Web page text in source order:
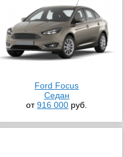
Ford Focus
Седан
от916 000 руб.